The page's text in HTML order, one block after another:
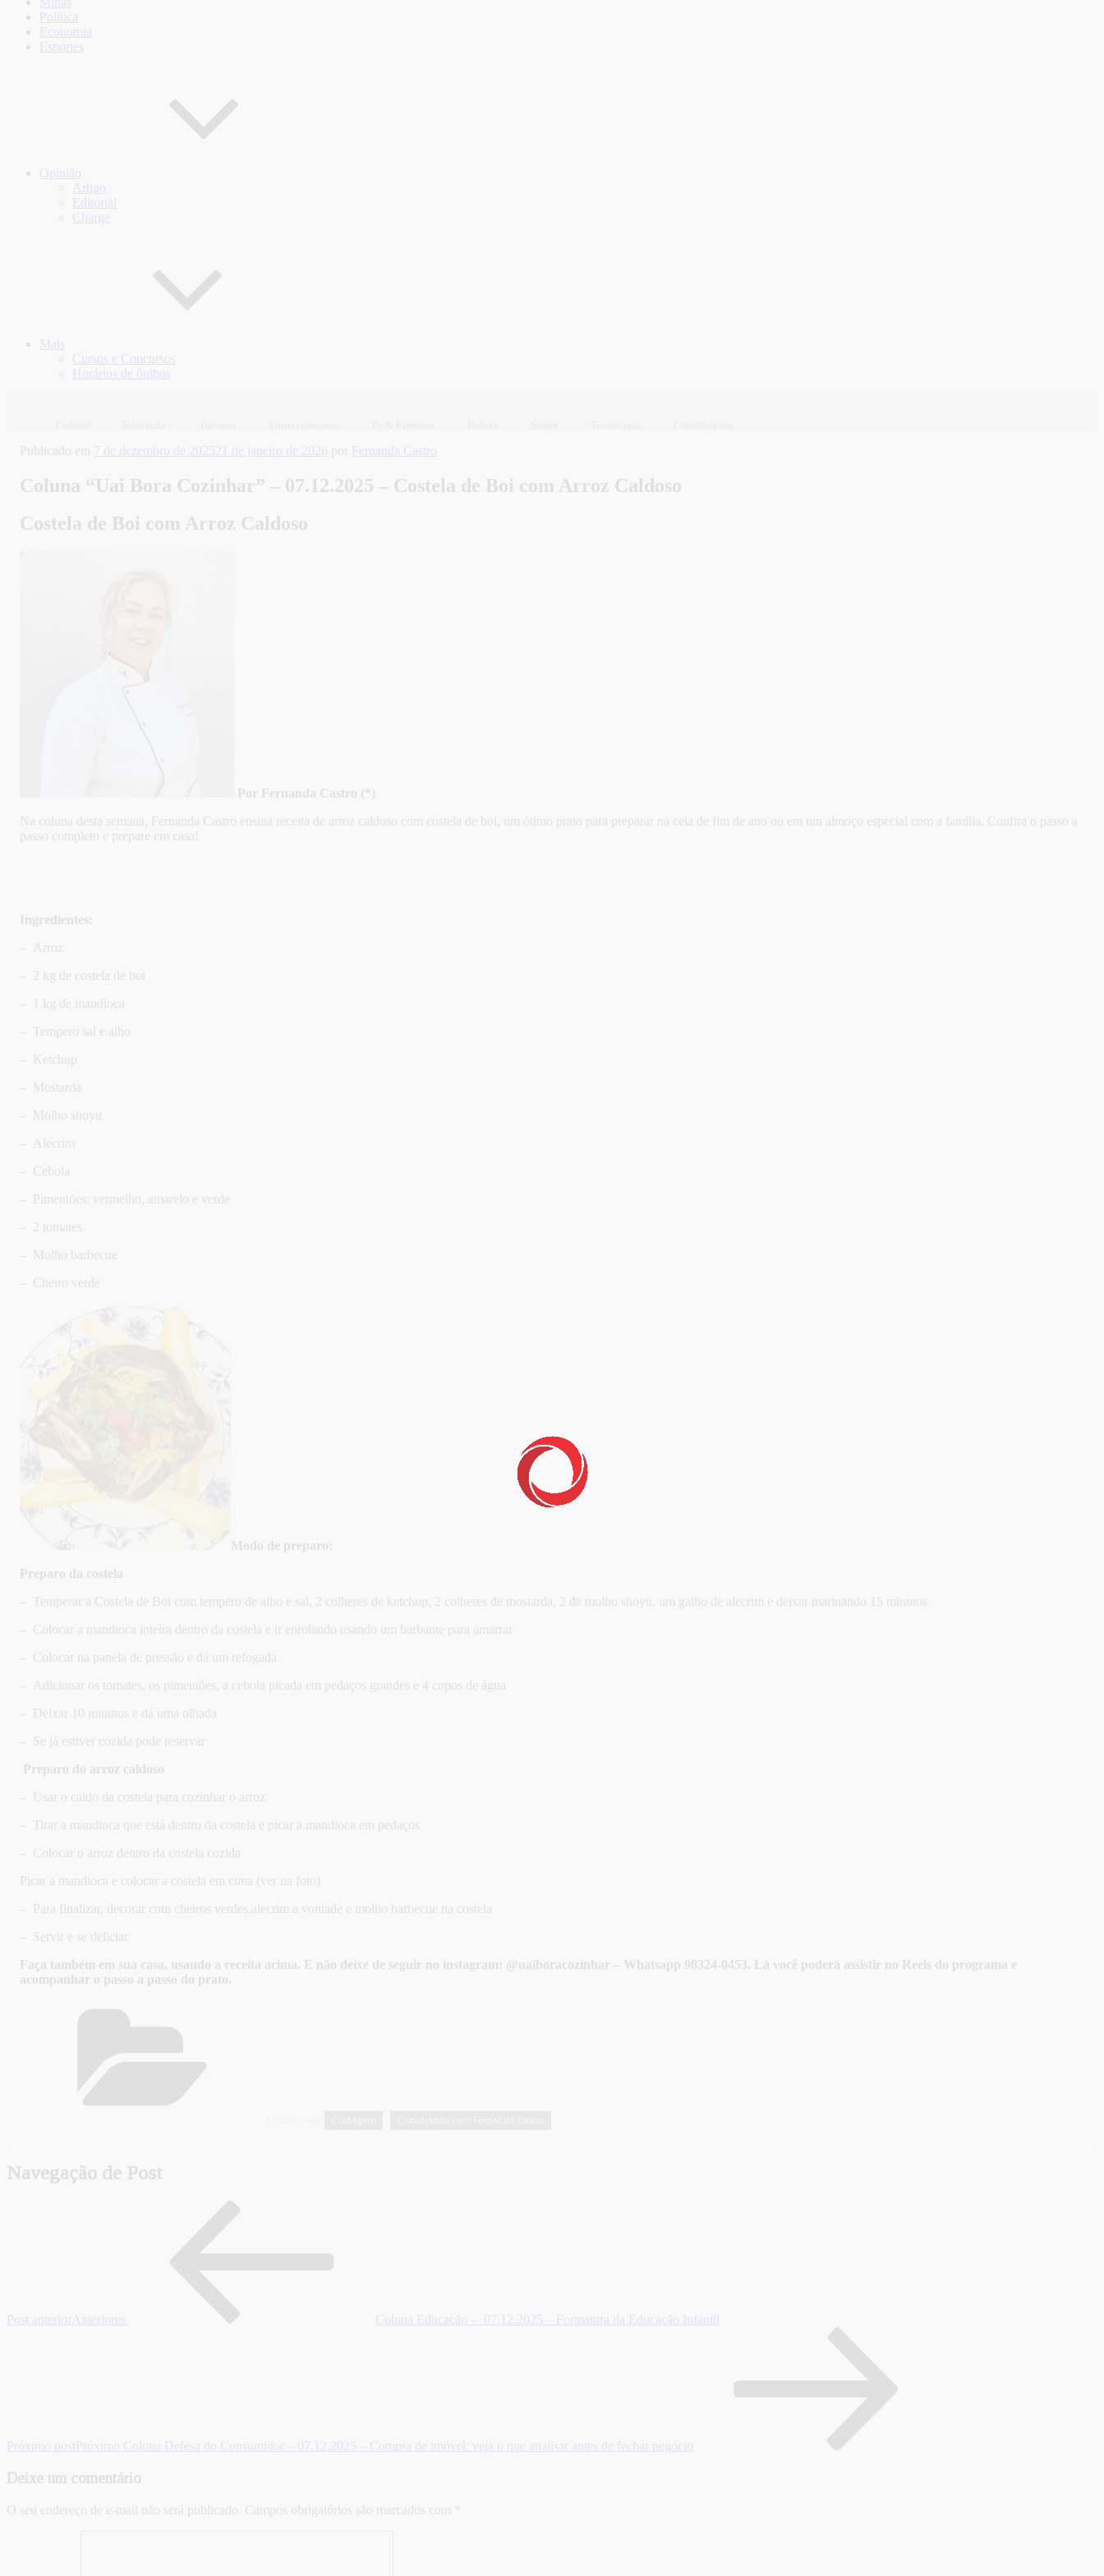
Política
Economia
Esportes
Opinião
Artigo
Editorial
Charge
Mais
Cursos e Concursos
Horários de ônibus
Publicado em 7 de dezembro de 2025 21 de janeiro de 2026 por Fernanda Castro
Coluna “Uai Bora Cozinhar” – 07.12.2025 – Costela de Boi com Arroz Caldoso
Costela de Boi com Arroz Caldoso
Por Fernanda Castro (*)
Na coluna desta semana, Fernanda Castro ensina receita de arroz caldoso com costela de boi, um ótimo prato para preparar na ceia de fim de ano ou em um almoço especial com a família. Confira o passo a
passo completo e prepare em casa!
Ingredientes:
– Arroz
– 2 kg de costela de boi
– 1 kg de mandioca
– Tempero sal e alho
– Ketchup
– Mostarda
– Molho shoyu
– Alecrim
– Cebola
– Pimentões: vermelho, amarelo e verde
– 2 tomates
– Molho barbecue
– Cheiro verde
Modo de preparo:
Preparo da costela
– Temperar a Costela de Boi com tempero de alho e sal, 2 colheres de ketchup, 2 colheres de mostarda, 2 de molho shoyu, um galho de alecrim e deixar marinando 15 minutos
– Colocar a mandioca inteira dentro da costela e ir enrolando usando um barbante para amarrar
– Colocar na panela de pressão e dá um refogada
– Adicionar os tomates, os pimentões, a cebola picada em pedaços grandes e 4 copos de água
– Deixar 10 minutos e dá uma olhada
– Se já estiver cozida pode reservar
Preparo do arroz caldoso
– Usar o caldo da costela para cozinhar o arroz
– Tirar a mandioca que está dentro da costela e picar a mandioca em pedaços
– Colocar o arroz dentro da costela cozida
Picar a mandioca e colocar a costela em cima (ver na foto)
– Para finalizar, decorar com cheiros verdes,alecrim a vontade e molho barbecue na costela
– Servir e se deliciar.
Faça também em sua casa, usando a receita acima. E não deixe de seguir no instagram: @uaiboracozinhar – Whatsapp 98324-0453. Lá você poderá assistir no Reels do programa e
acompanhar o passo a passo do prato.
Navegação de Post
Post anterior Anteriores Coluna Educação – 07.12.2025 – Formatura da Educação Infantil
Próximo post Próximo Coluna Defesa do Consumidor – 07.12.2025 – Compra de imóvel: veja o que analisar antes de fechar negócio
Deixe um comentário
O seu endereço de e-mail não será publicado. Campos obrigatórios são marcados com